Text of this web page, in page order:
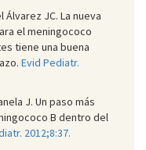
Álvarez JC. La nueva
el meningococo
tiene una buena
Evid Pediatr.
J. Un paso más
B dentro del
2012;8:37.